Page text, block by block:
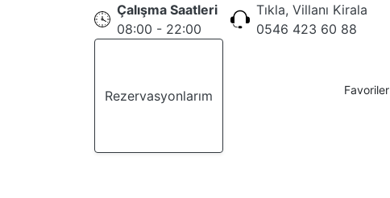
Çalışma Saatleri
08:00 - 22:00
Tıkla, Villanı Kirala
0546 423 60 88
Rezervasyonlarım Favoriler